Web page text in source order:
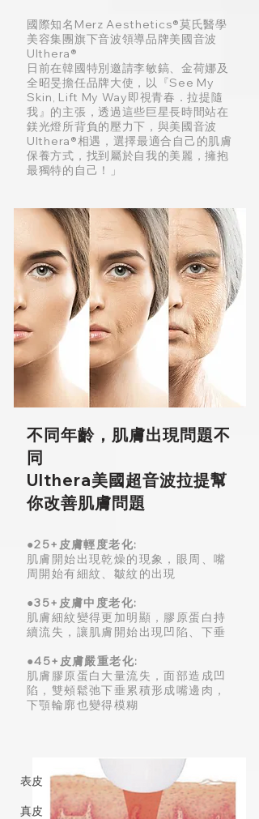
國際知名Merz Aesthetics®莫氏醫學
美容集團旗下音波領導品牌美國音波
Ulthera®
日前在韓國特別邀請李敏鎬、金荷娜及
全昭旻擔任品牌大使，以『See My
Skin, Lift My Way即視青春．拉提隨
我』的主張，透過這些巨星長時間站在
鎂光燈所背負的壓力下，與美國音波
Ulthera®相遇，選擇最適合自己的肌膚
保養方式，找到屬於自我的美麗，擁抱
最獨特的自己！」
不同年齡，肌膚出現問題不
同
Ulthera美國超音波拉提幫
你改善肌膚問題
●25+皮膚輕度老化:
肌膚開始出現乾燥的現象，眼周、嘴
周開始有細紋、皺紋的出現
●35+皮膚中度老化:
肌膚細紋變得更加明顯，膠原蛋白持
續流失，讓肌膚開始出現凹陷、下垂
●45+皮膚嚴重老化:
肌膚膠原蛋白大量流失，面部造成凹
陷，雙頰鬆弛下垂累積形成嘴邊肉，
下顎輪廓也變得模糊
表皮
真皮